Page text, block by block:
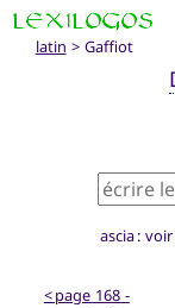
latin > Gaffiot
ascia :
< page 168 -